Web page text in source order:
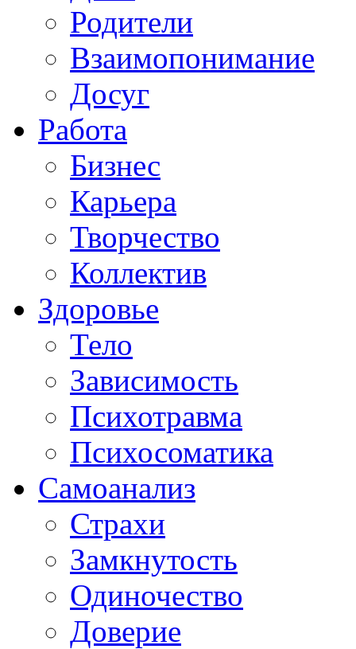
Родители
Взаимопонимание
Досуг
Работа
Бизнес
Карьера
Творчество
Коллектив
Здоровье
Тело
Зависимость
Психотравма
Психосоматика
Самоанализ
Страхи
Замкнутость
Одиночество
Доверие